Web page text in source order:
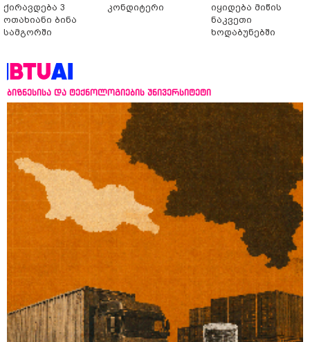
ქირავდება 3
ოთახიანი ბინა
სამგორში
კონდიტერი
იყიდება მიწის
ნაკვეთი
ხოდაბუნებში
ბიზნესისა და ტექნოლოგიების უნივერსიტეტი